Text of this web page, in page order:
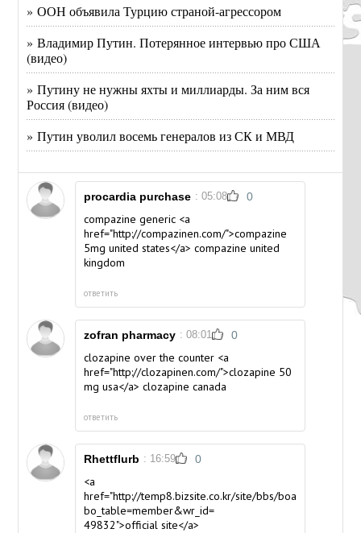
» ООН объявила Турцию страной-агрессором
» Владимир Путин. Потерянное интервью про США
(видео)
» Путину не нужны яхты и миллиарды. За ним вся
Россия (видео)
» Путин уволил восемь генералов из СК и МВД
procardia purchase : 05:08 0
compazine generic <a
href="http://compazinen.com/">compazine
5mg united states</a> compazine united
kingdom
ответить
zofran pharmacy : 08:01 0
clozapine over the counter <a
href="http://clozapinen.com/">clozapine 50
mg usa</a> clozapine canada
ответить
Rhettflurb : 16:59 0
<a
href="http://temp8.bizsite.co.kr/site/bbs/board.php?
bo_table=member&wr_id=
49832">official site</a>